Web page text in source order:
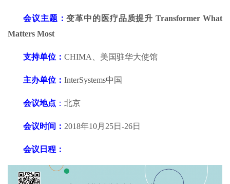
会议主题：变革中的医疗品质提升 Transformer What
Matters Most
支持单位： CHIMA、美国驻华大使馆
主办单位： InterSystems中国
会议地点 ： 北京
会议时间： 2018年10月25日-26日
会议日程 ：